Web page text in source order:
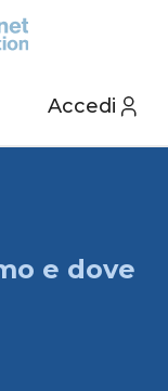
Accedi
e dove